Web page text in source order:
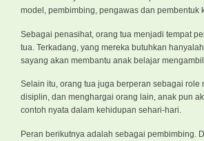
model, pembimbing, pengawas dan pembentuk
Sebagai penasihat, orang tua menjadi tempat
tua. Terkadang, yang mereka butuhkan
sayang akan membantu anak belajar
Selain itu, orang tua juga berperan sebagai
disiplin, dan menghargai orang lain, anak pun
contoh nyata dalam kehidupan sehari-hari.
Peran berikutnya adalah sebagai pembimbing.